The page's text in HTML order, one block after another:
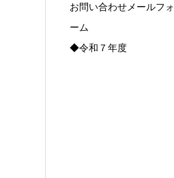
お問い合わせメールフォ
ーム
◆令和７年度